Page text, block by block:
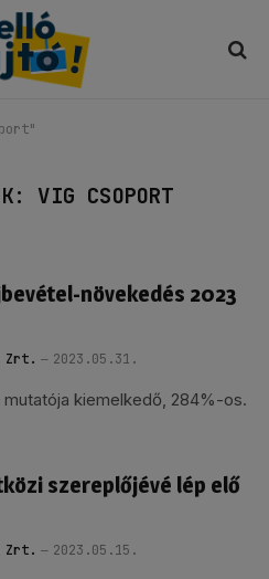
VIG CSOPORT
növekedés 2023
Zrt. 2023.05.31.
kiemelkedő, 284%-os.
szereplőjévé lép elő
Zrt. 2023.05.15.